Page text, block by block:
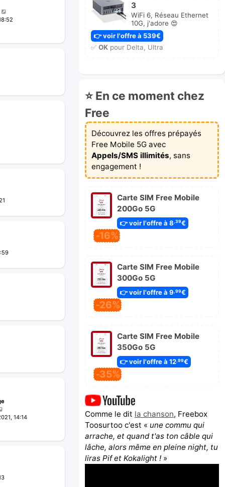
14:14
3
WiFi 6, Réseau Ethernet
10G, j'adore 😍
👉 voir l'offre à 539€
✅ OKpour Delta, Ultra
⭐ En ce moment chez
Free
Découvrez les offres prépayés
Free Mobile 5G avec
Appels/SMS illimités, sans
engagement !
Carte SIM Free Mobile
200Go 5G
👉 voir l'offre à 8,39€
-16%
Carte SIM Free Mobile
300Go 5G
👉 voir l'offre à 9 ,99€
-26%
Carte SIM Free Mobile
350Go 5G
👉 voir l'offre à 12,99€
-35%
Comme le dit la chanson, Freebox
Toosurtoo c'est « une commu qui
arrache, et quand t'as ton câble qui
lâche, alors même en pleine night, tu
liras Pif et Kokalight ! »